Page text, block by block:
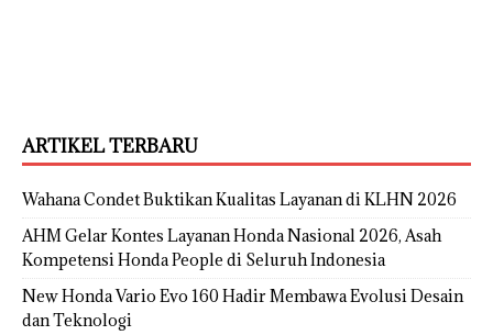
ARTIKEL TERBARU
Wahana Condet Buktikan Kualitas Layanan di KLHN 2026
AHM Gelar Kontes Layanan Honda Nasional 2026, Asah
Kompetensi Honda People di Seluruh Indonesia
New Honda Vario Evo 160 Hadir Membawa Evolusi Desain
dan Teknologi